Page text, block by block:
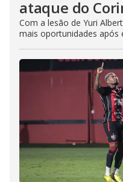
ataque do
Com a lesão de Yuri
mais oportunidades após